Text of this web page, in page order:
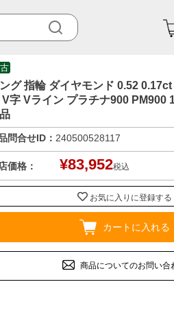
グ 指輪 ダイヤモンド 0.52
V字 Vライン プラチナ900 PM900
問合せID： 240500528117
価格： ¥83,952税込
お気に入りに登録する
カートに入れる
商品についてのお問い合